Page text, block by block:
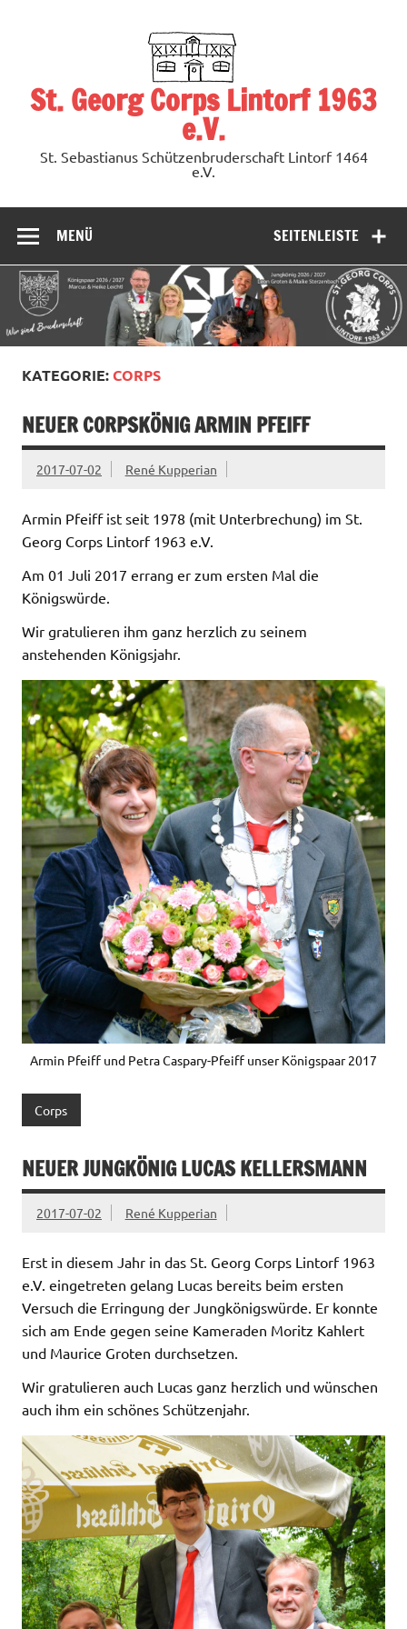
St. Georg Corps Lintorf 1963
e.V.
St. Sebastianus Schützenbruderschaft Lintorf 1464
e.V.
SEITENLEISTE
MENÜ
KATEGORIE:CORPS
NEUER CORPSKÖNIG ARMIN PFEIFF
2017-07-02 René Kupperian
Armin Pfeiff ist seit 1978 (mit Unterbrechung) im St.
Georg Corps Lintorf 1963 e.V.
Am 01 Juli 2017 errang er zum ersten Mal die
Königswürde.
Wir gratulieren ihm ganz herzlich zu seinem
anstehenden Königsjahr.
Armin Pfeiff und Petra Caspary-Pfeiff unser Königspaar 2017
Corps
NEUER JUNGKÖNIG LUCAS KELLERSMANN
2017-07-02 René Kupperian
Erst in diesem Jahr in das St. Georg Corps Lintorf 1963
e.V. eingetreten gelang Lucas bereits beim ersten
Versuch die Erringung der Jungkönigswürde. Er konnte
sich am Ende gegen seine Kameraden Moritz Kahlert
und Maurice Groten durchsetzen.
Wir gratulieren auch Lucas ganz herzlich und wünschen
auch ihm ein schönes Schützenjahr.